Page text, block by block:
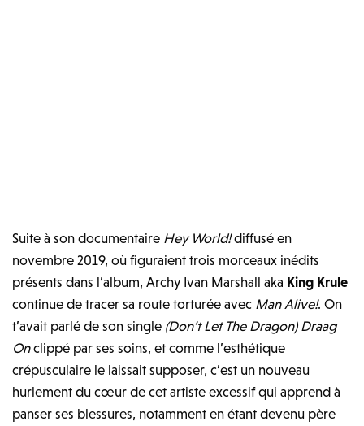
Suite à son documentaire Hey World!diffusé en
novembre 2019, où figuraient trois morceaux inédits
présents dans l’album, Archy Ivan Marshall aka King Krule
continue de tracer sa route torturée avec Man Alive!. On
t’avait parlé de son single (Don’t Let The Dragon) Draag
Onclippé par ses soins, et comme l’esthétique
crépusculaire le laissait supposer, c’est un nouveau
hurlement du cœur de cet artiste excessif qui apprend à
panser ses blessures, notamment en étant devenu père